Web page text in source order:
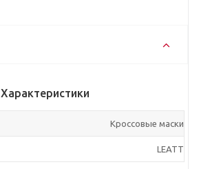
Характеристики
Кроссовые маски
LEATT